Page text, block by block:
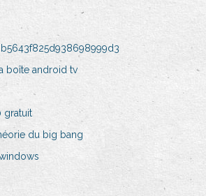
boîte android tv
gratuit
du big bang